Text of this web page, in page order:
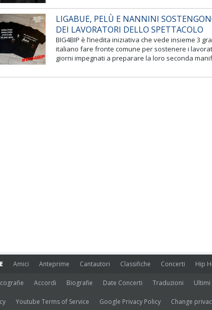
LIGABUE, PELÙ E NANNINI
DEI LAVORATORI DELLO SPETTACOLO
BIG4BIP è l’inedita iniziativa che vede insieme 3
italiano fare fronte comune per sostenere i
giorni impegnati a preparare la loro seconda
Amici Anteprime Cantautori Classifiche Concerti Hip
Accordi Biografie Date Concerti Traduzioni Ultimi
Youtube Terms of Service Google Privacy Policy Change